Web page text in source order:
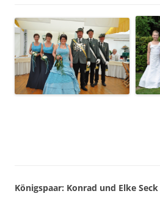
Königspaar: Konrad und Elke Seck